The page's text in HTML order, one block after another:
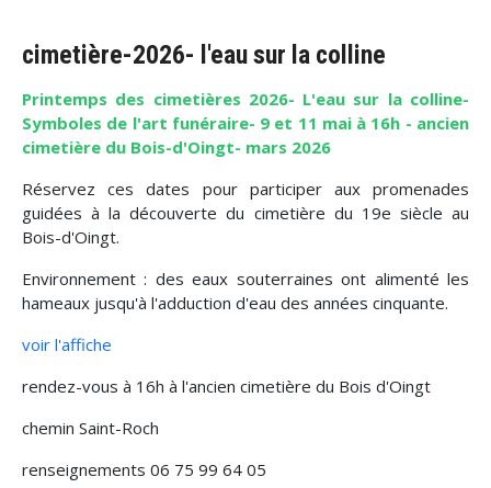
cimetière-2026- l'eau sur la colline
Printemps des cimetières 2026- L'eau sur la colline-
Symboles de l'art funéraire- 9 et 11 mai à 16h - ancien
cimetière du Bois-d'Oingt- mars 2026
Réservez ces dates pour participer aux promenades
guidées à la découverte du cimetière du 19e siècle au
Bois-d'Oingt.
Environnement : des eaux souterraines ont alimenté les
hameaux jusqu'à l'adduction d'eau des années cinquante.
voir l'affiche
rendez-vous à 16h à l'ancien cimetière du Bois d'Oingt
chemin Saint-Roch
renseignements 06 75 99 64 05